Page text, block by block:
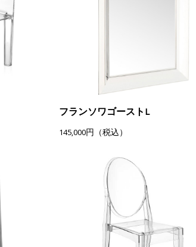
フランソワゴーストL
145,000円（税込）